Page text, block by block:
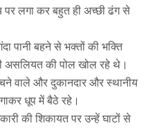
पर लगा कर बहुत ही अच्छी ढंग से
पानी बहने से भक्तों की भक्ति
असलियत की पोल खोल रहे थे।
वाले और दुकानदार और स्थानीय
धूप में बैठे रहे।
की शिकायत पर उन्हें घाटों से